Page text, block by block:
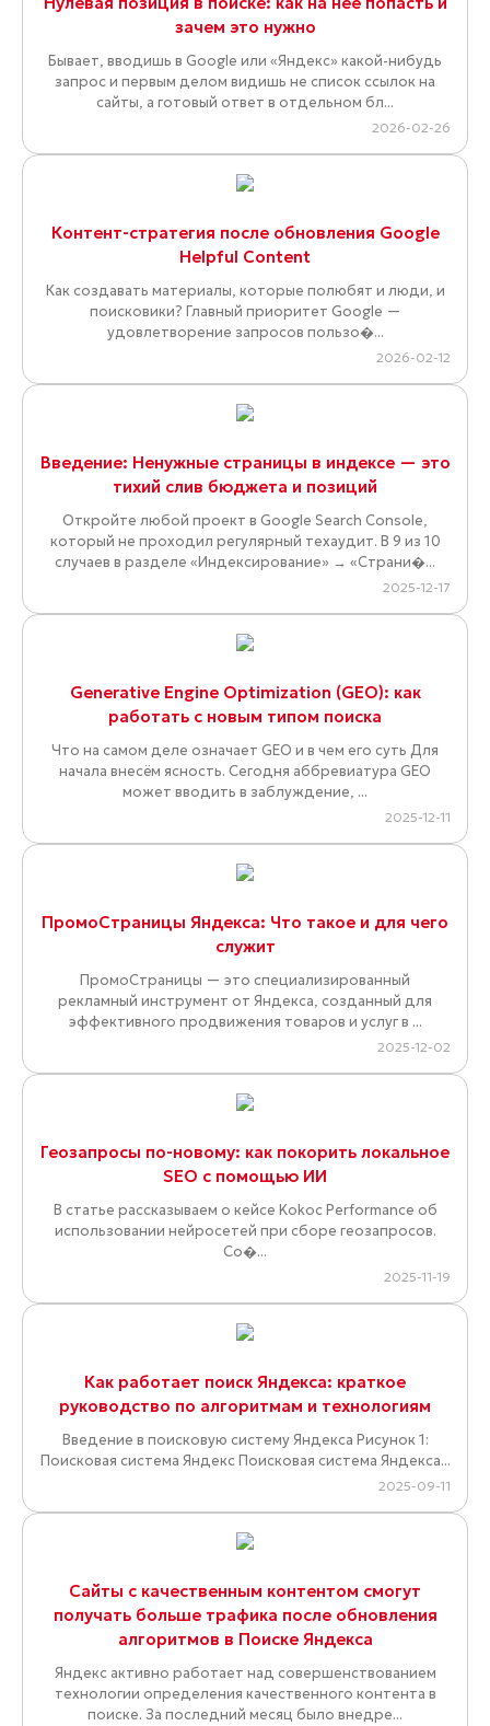
зачем это нужно
Бывает, вводишь в Google или «Яндекс» какой-нибудь
запрос и первым делом видишь не список ссылок на
сайты, а готовый ответ в отдельном бл...
2026-02-26
Контент-стратегия после обновления Google
Helpful Content
Как создавать материалы, которые полюбят и люди, и
поисковики? Главный приоритет Google —
удовлетворение запросов пользо�...
2026-02-12
Введение: Ненужные страницы в индексе — это
тихий слив бюджета и позиций
Откройте любой проект в Google Search Console,
который не проходил регулярный техаудит. В 9 из 10
случаев в разделе «Индексирование» → «Страни�...
2025-12-17
Generative Engine Optimization (GEO): как
работать с новым типом поиска
Что на самом деле означает GEO и в чем его суть Для
начала внесём ясность. Сегодня аббревиатура GEO
может вводить в заблуждение, ...
2025-12-11
ПромоСтраницы Яндекса: Что такое и для чего
служит
ПромоСтраницы — это специализированный
рекламный инструмент от Яндекса, созданный для
эффективного продвижения товаров и услуг в ...
2025-12-02
Геозапросы по-новому: как покорить локальное
SEO с помощью ИИ
В статье рассказываем о кейсе Kokoc Performance об
использовании нейросетей при сборе геозапросов.
Со�...
2025-11-19
Как работает поиск Яндекса: краткое
руководство по алгоритмам и технологиям
Введение в поисковую систему Яндекса Рисунок 1:
Поисковая система Яндекс Поисковая система Яндекса...
2025-09-11
Сайты с качественным контентом смогут
получать больше трафика после обновления
алгоритмов в Поиске Яндекса
Яндекс активно работает над совершенствованием
технологии определения качественного контента в
поиске. За последний месяц было внедре...